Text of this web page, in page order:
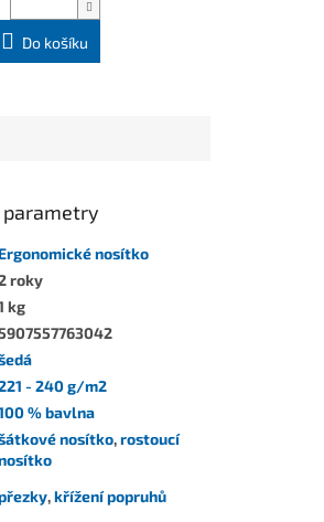
Do košíku
parametry
nosítko
roky
kg
- 240 g/m2
% bavlna
nosítko,rostoucí
,křížení popruhů